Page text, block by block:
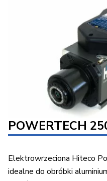
POWERTECH
Elektrowrzeciona Hiteco
idealne do obróbki